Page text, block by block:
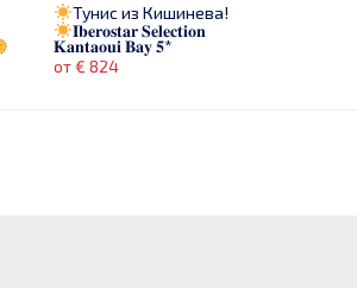
Тунис из Кишинева!
𝐈𝐛𝐞𝐫𝐨𝐬𝐭𝐚𝐫 𝐒𝐞𝐥𝐞𝐜𝐭𝐢𝐨𝐧
𝐊𝐚𝐧𝐭𝐚𝐨𝐮𝐢 𝐁𝐚𝐲 𝟓*
от € 824